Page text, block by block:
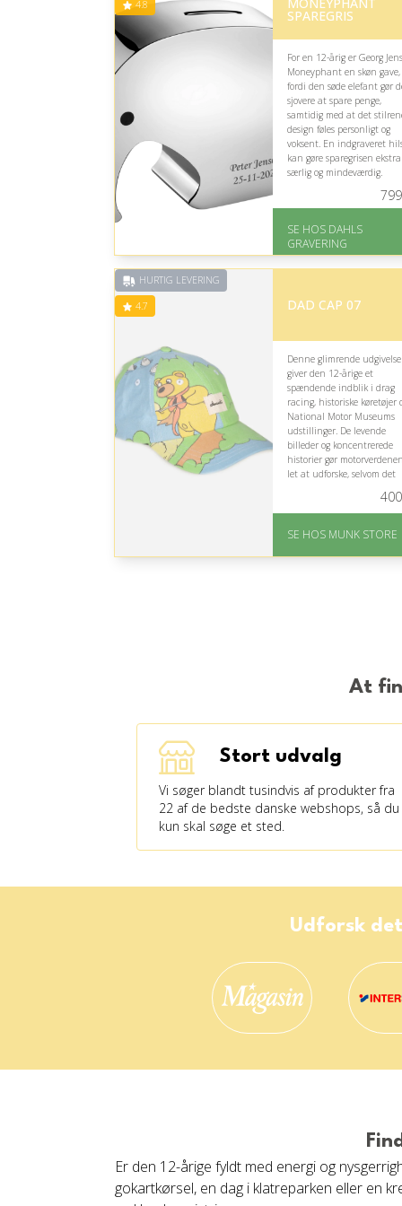
4.8
SPAREGRIS
For en 12-årig er Georg
Moneyphant en skøn gave,
fordi den søde elefant gør
sjovere at spare penge,
samtidig med at det
design føles personligt og
voksent. En indgraveret
kan gøre sparegrisen ekstra
særlig og mindeværdig.
Gratis fragt
Fremragende Trustpilot
799
SE HOS DAHLS
GRAVERING
HURTIG LEVERING
4.7 DAD CAP 07
Denne glimrende udgivelse
giver den 12-årige et
spændende indblik i drag
racing, historiske køretøjer
National Motor Museums
udstillinger. De levende
billeder og koncentrerede
historier gør motorverdenen
let at udforske, selvom det
en allerede interesseret ung
motorentusiast.
Levering: 1-2 dages
400
SE HOS MUNK STORE
At
Stort udvalg
Vi søger blandt tusindvis af produkter fra
22 af de bedste danske webshops, så du
kun skal søge et sted.
Udforsk
Er den 12-årige fyldt med energi og
gokartkørsel, en dag i klatreparken eller en